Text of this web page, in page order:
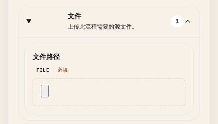
文件
上传此流程需要的源文件。
1
文件路径
FILE 必填